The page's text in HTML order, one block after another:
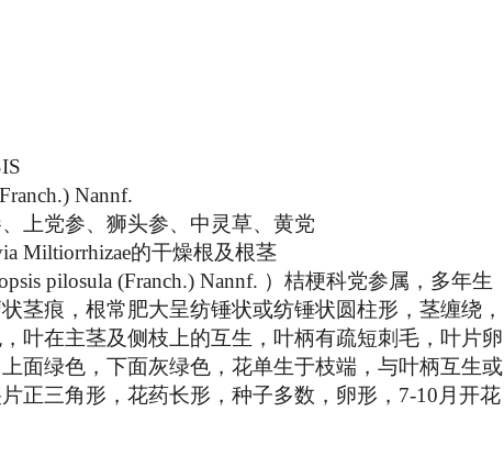
Nannf.
上党参、狮头参、中灵草、黄党
Miltiorrhizae的干燥根及根茎
pilosula (Franch.) Nannf. ）桔梗科党参属，多年生
茎痕，根常肥大呈纺锤状或纺锤状圆柱形，茎缠绕，
叶在主茎及侧枝上的互生，叶柄有疏短刺毛，叶片卵
面绿色，下面灰绿色，花单生于枝端，与叶柄互生或
正三角形，花药长形，种子多数，卵形，7-10月开花